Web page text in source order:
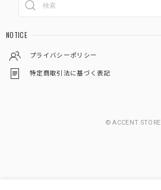
NOTICE
プライバシーポリシー
特定商取引法に基づく表記
© ACCENT STORE